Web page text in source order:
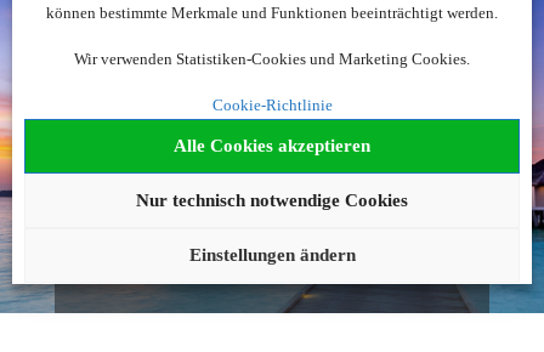
können bestimmte Merkmale und Funktionen beeinträchtigt werden.
Wir verwenden Statistiken-Cookies und Marketing Cookies.
Cookie-Richtlinie
Alle Cookies akzeptieren
Nur technisch notwendige Cookies
Einstellungen ändern
Noch nicht fündig
geworden?
Wir beraten Sie gerne!
089 211 291 25
buchung@urlaubsplus.de